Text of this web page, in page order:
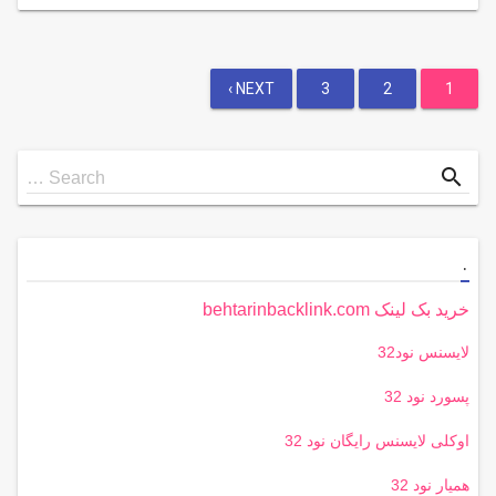
صفحه‌بندی
1
2
3
NEXT ›
Search
for
Search … search
.
خرید بک لینک behtarinbacklink.com
لایسنس نود32
پسورد نود 32
اوکلی لایسنس رایگان نود 32
همیار نود 32